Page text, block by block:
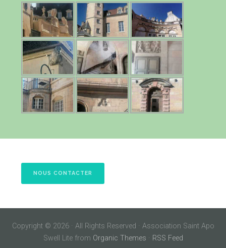
NOUS CONTACTER
Copyright © 2026 · All Rights Reserved · Association Saint Apo
Swell Lite from Organic Themes · RSS Feed